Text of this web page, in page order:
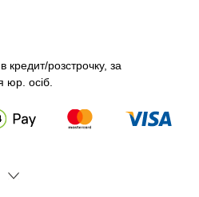
кредит/розстрочку, за
юр. осіб.